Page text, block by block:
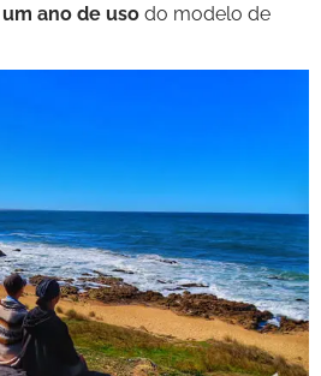
ano de uso do modelo de